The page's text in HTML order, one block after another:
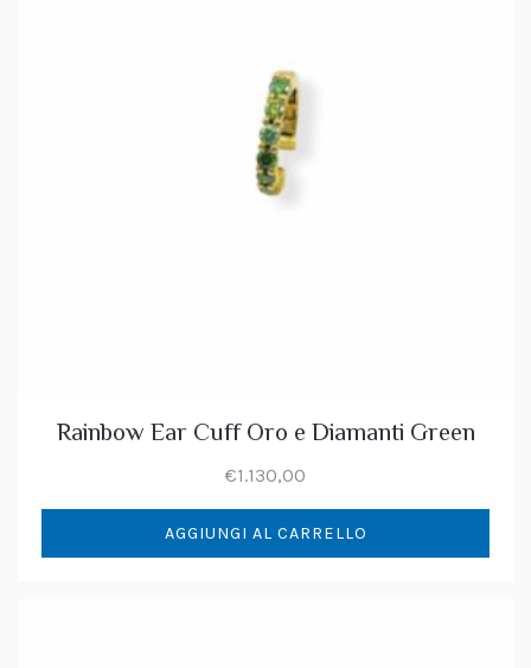
Rainbow Ear Cuff Oro e Diamanti Green
€1.130,00
AGGIUNGI AL CARRELLO